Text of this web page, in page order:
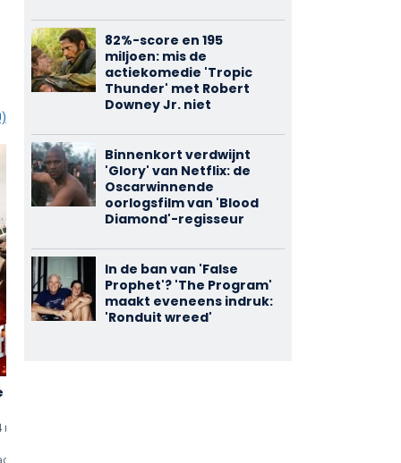
State
82%-score en 195
miljoen: mis de
actiekomedie 'Tropic
Thunder' met Robert
Downey Jr. niet
Binnenkort verdwijnt
'Glory' van Netflix: de
Oscarwinnende
oorlogsfilm van 'Blood
Diamond'-regisseur
In de ban van 'False
Prophet'? 'The Program'
maakt eveneens indruk:
'Ronduit wreed'